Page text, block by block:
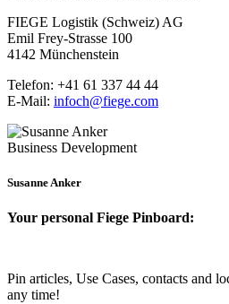
FIEGE Logistik (Schweiz) AG
Emil Frey-Strasse 100
4142 Münchenstein
Telefon: +41 61 337 44 44
E-Mail: infoch@fiege.com
Business Development
Susanne Anker
Your personal Fiege Pinboard:
Pin articles, Use Cases, contacts and
any time!